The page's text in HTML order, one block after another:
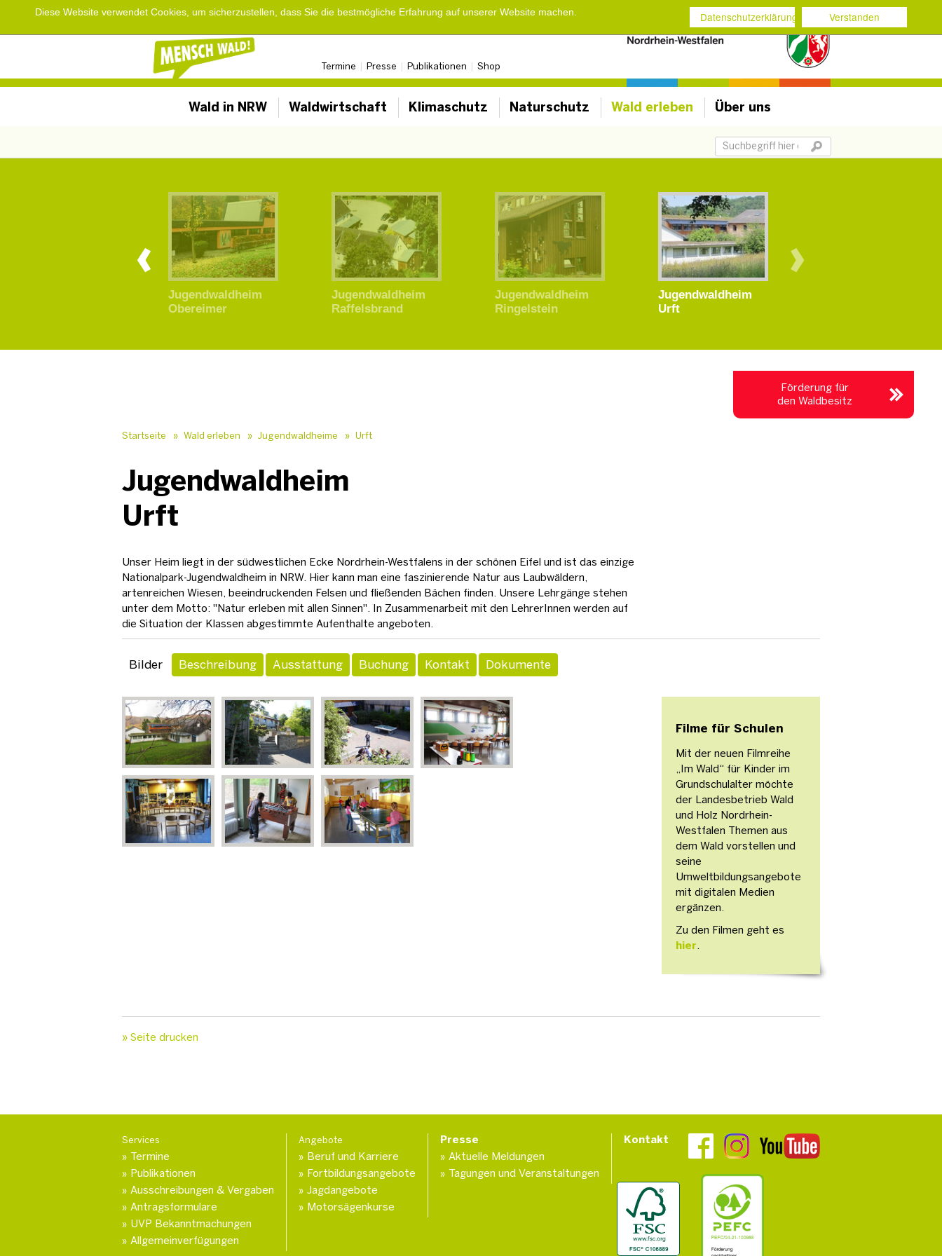
Verstanden
Datenschutzerklärung
Diese Website verwendet Cookies, um sicherzustellen, dass Sie die bestmögliche Erfahrung auf unserer Website machen.
Termine Presse Publikationen Shop
Wald in NRW Waldwirtschaft Klimaschutz Naturschutz Wald erleben Über uns
Suchbegriff
Jugendwaldheim
Obereimer
Jugendwaldheim
Raffelsbrand
Jugendwaldheim
Ringelstein
Jugendwaldheim
Urft
Förderung für
den Waldbesitz
Startseite » Wald erleben » Jugendwaldheime » Urft
Jugendwaldheim
Urft
Unser Heim liegt in der südwestlichen Ecke Nordrhein-Westfalens in der schönen Eifel und ist das einzige
Nationalpark-Jugendwaldheim in NRW. Hier kann man eine faszinierende Natur aus Laubwäldern,
artenreichen Wiesen, beeindruckenden Felsen und fließenden Bächen finden. Unsere Lehrgänge stehen
unter dem Motto: "Natur erleben mit allen Sinnen". In Zusammenarbeit mit den LehrerInnen werden auf
die Situation der Klassen abgestimmte Aufenthalte angeboten.
Bilder Beschreibung Ausstattung Buchung Kontakt Dokumente
Filme für Schulen
Mit der neuen Filmreihe
„Im Wald“ für Kinder im
Grundschulalter möchte
der Landesbetrieb Wald
und Holz Nordrhein-
Westfalen Themen aus
dem Wald vorstellen und
seine
Umweltbildungsangebote
mit digitalen Medien
ergänzen.
Zu den Filmen geht es
hier.
» Seite drucken
Services
Termine
Publikationen
Ausschreibungen & Vergaben
Antragsformulare
UVP Bekanntmachungen
Allgemeinverfügungen
Angebote
Beruf und Karriere
Fortbildungsangebote
Jagdangebote
Motorsägenkurse
Presse
Aktuelle Meldungen
Tagungen und Veranstaltungen
Kontakt